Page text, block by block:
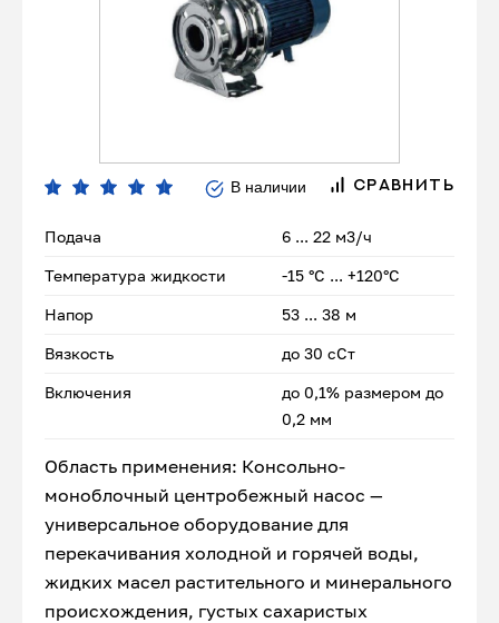
В наличии СРАВНИТЬ
Подача 6 ... 22 м3/ч
Температура жидкости -15 °С ... +120°С
Напор 53 ... 38 м
Вязкость до 30 сСт
Включения
до 0,1% размером до
0,2 мм
Область применения: Консольно-
моноблочный центробежный насос —
универсальное оборудование для
перекачивания холодной и горячей воды,
жидких масел растительного и минерального
происхождения, густых сахаристых